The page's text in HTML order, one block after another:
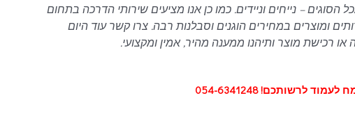
– נייחים וניידים. כמו כן אנו מציעים שירותי הדרכה בתחום
ומוצרים במחירים הוגנים וסבלנות רבה. צרו קשר עוד היום
רכישת מוצר ותיהנו ממענה מהיר, אמין ומקצועי.
לעמוד לרשותכם! 054-6341248